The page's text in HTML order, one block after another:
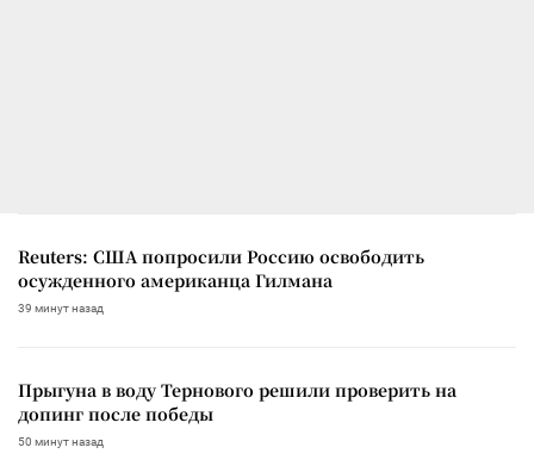
Reuters: США попросили Россию освободить
осужденного американца Гилмана
39 минут назад
Прыгуна в воду Тернового решили проверить на
допинг после победы
50 минут назад